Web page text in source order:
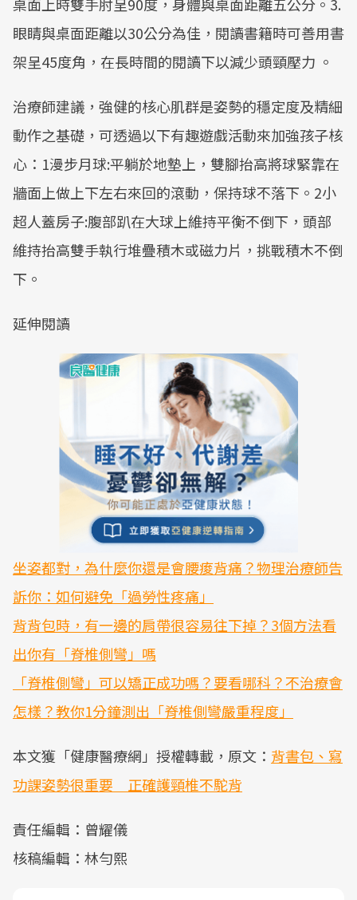
眼睛與桌面距離以30公分為佳，閱讀書籍時可善用書
架呈45度角，在長時間的閱讀下以減少頭頸壓力 。
治療師建議，強健的核心肌群是姿勢的穩定度及精細
動作之基礎，可透過以下有趣遊戲活動來加強孩子核
心：1漫步月球:平躺於地墊上，雙腳抬高將球緊靠在
牆面上做上下左右來回的滾動，保持球不落下。2小
超人蓋房子:腹部趴在大球上維持平衡不倒下，頭部
維持抬高雙手執行堆疊積木或磁力片，挑戰積木不倒
下。
延伸閱讀
坐姿都對，為什麼你還是會腰痠背痛？物理治療師告
訴你：如何避免「過勞性疼痛」
背背包時，有一邊的肩帶很容易往下掉？3個方法看
出你有「脊椎側彎」嗎
「脊椎側彎」可以矯正成功嗎？要看哪科？不治療會
怎樣？教你1分鐘測出「脊椎側彎嚴重程度」
本文獲「健康醫療網」授權轉載，原文： 背書包、寫
功課姿勢很重要 正確護頸椎不駝背
責任編輯：曾耀儀
核稿編輯：林勻熙